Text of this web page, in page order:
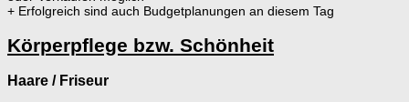
+ Erfolgreich sind auch Budgetplanungen an diesem Tag
Körperpflege bzw. Schönheit
Haare / Friseur